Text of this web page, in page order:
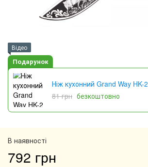
Відео
Подарунок
Ніж кухонний Grand Way HK-2
81 грн безкоштовно
В наявності
792 грн